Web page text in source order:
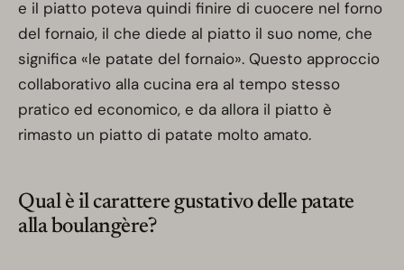
e il piatto poteva quindi finire di cuocere nel forno
del fornaio, il che diede al piatto il suo nome, che
significa «le patate del fornaio». Questo approccio
collaborativo alla cucina era al tempo stesso
pratico ed economico, e da allora il piatto è
rimasto un piatto di patate molto amato.
Qual è il carattere gustativo delle patate
alla boulangère?